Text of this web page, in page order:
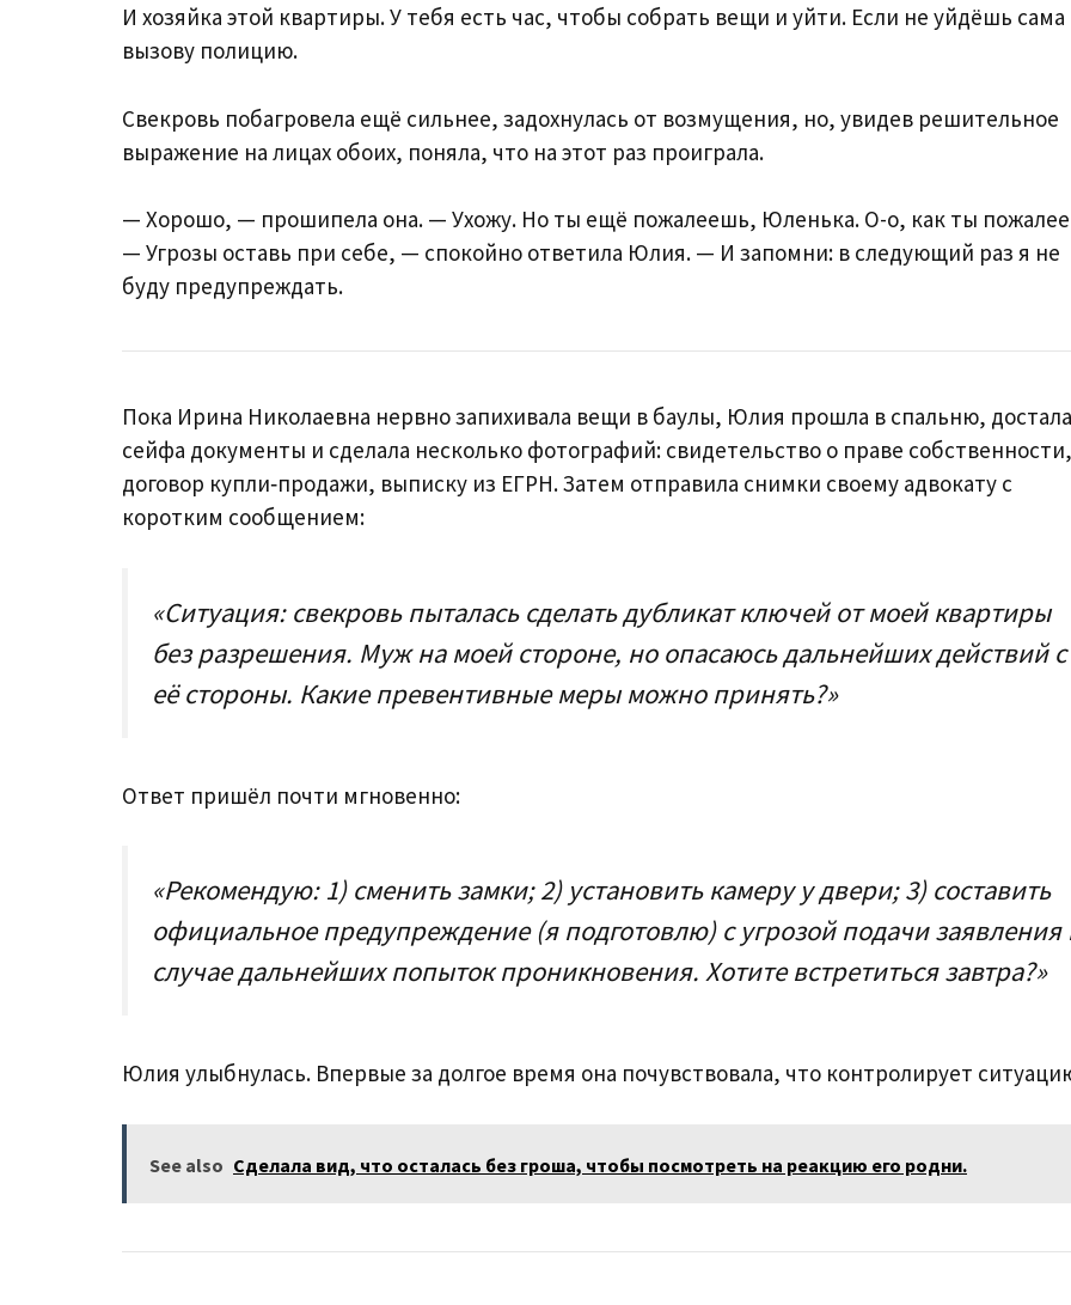
И хозяйка этой квартиры. У тебя есть час, чтобы собрать вещи и уйти. Если не уйдёшь
вызову полицию.
Свекровь побагровела ещё сильнее, задохнулась от возмущения, но, увидев решительное
выражение на лицах обоих, поняла, что на этот раз проиграла.
— Хорошо, — прошипела она. — Ухожу. Но ты ещё пожалеешь, Юленька. О-о, как ты
— Угрозы оставь при себе, — спокойно ответила Юлия. — И запомни: в следующий раз я не
буду предупреждать.
Пока Ирина Николаевна нервно запихивала вещи в баулы, Юлия прошла в спальню,
сейфа документы и сделала несколько фотографий: свидетельство о праве собственности,
договор купли‑продажи, выписку из ЕГРН. Затем отправила снимки своему адвокату с
коротким сообщением:
«Ситуация: свекровь пыталась сделать дубликат ключей от моей квартиры
без разрешения. Муж на моей стороне, но опасаюсь дальнейших действий с
её стороны. Какие превентивные меры можно принять?»
Ответ пришёл почти мгновенно:
«Рекомендую: 1) сменить замки; 2) установить камеру у двери; 3) составить
официальное предупреждение (я подготовлю) с угрозой подачи заявления
случае дальнейших попыток проникновения. Хотите встретиться завтра?»
Юлия улыбнулась. Впервые за долгое время она почувствовала, что контролирует
See also Сделала вид, что осталась без гроша, чтобы посмотреть на реакцию его родни.